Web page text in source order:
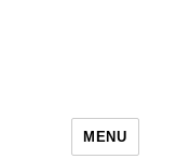
MENU